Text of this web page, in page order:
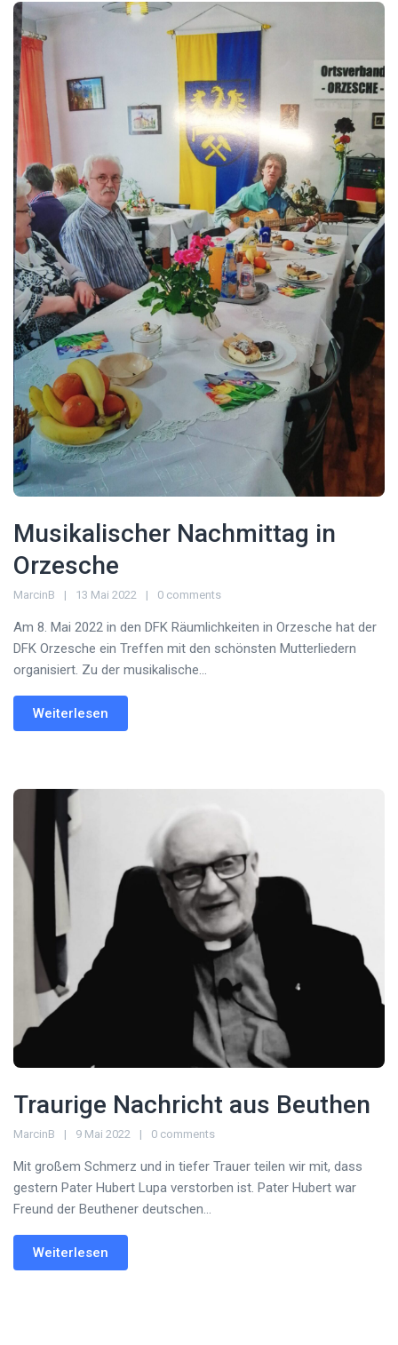
Musikalischer Nachmittag in
Orzesche
MarcinB 13 Mai 2022 0 comments
Am 8. Mai 2022 in den DFK Räumlichkeiten in Orzesche hat der
DFK Orzesche ein Treffen mit den schönsten Mutterliedern
organisiert. Zu der musikalische...
Weiterlesen
Traurige Nachricht aus Beuthen
MarcinB 9 Mai 2022 0 comments
Mit großem Schmerz und in tiefer Trauer teilen wir mit, dass
gestern Pater Hubert Lupa verstorben ist. Pater Hubert war
Freund der Beuthener deutschen...
Weiterlesen